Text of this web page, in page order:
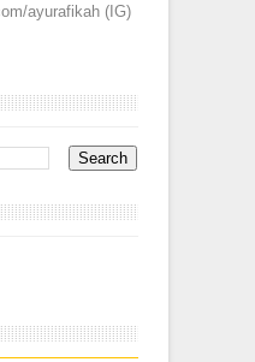
ayurafikah (IG)